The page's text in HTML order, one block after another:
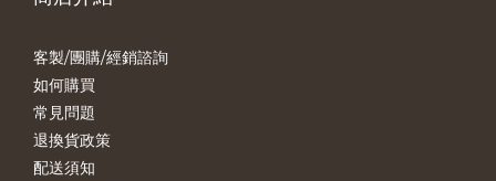
客製/團購/經銷諮詢
如何購買
常見問題
退換貨政策
配送須知